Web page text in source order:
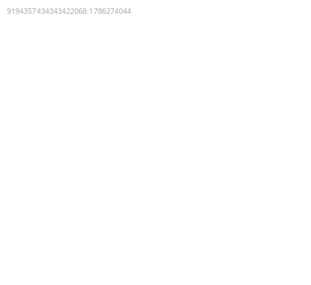
9194357434343422068:1786274044